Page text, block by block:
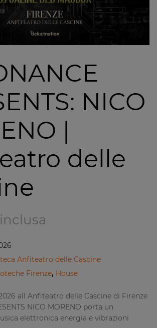
NICO
|
delle
Anfiteatro delle Cascine
Firenze, House
all Anfiteatro delle Cascine di Firenze
NICO MORENO porta un
elettronica energia e vibrazioni